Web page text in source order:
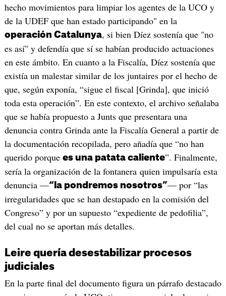
hecho movimientos para limpiar los agentes de la UCO y
de la UDEF que han estado participando" en la
operación Catalunya, si bien Díez sostenía que "no
es así" y defendía que sí se habían producido actuaciones
en este ámbito. En cuanto a la Fiscalía, Díez sostenía que
existía un malestar similar de los juntaires por el hecho de
que, según exponía, “sigue el fiscal [Grinda], que inició
toda esta operación”. En este contexto, el archivo señalaba
que se había propuesto a Junts que presentara una
denuncia contra Grinda ante la Fiscalía General a partir de
la documentación recopilada, pero añadía que “no han
querido porque es una patata caliente”. Finalmente,
sería la organización de la fontanera quien impulsaría esta
denuncia —“la pondremos nosotros”— por “las
irregularidades que se han destapado en la comisión del
Congreso” y por un supuesto “expediente de pedofilia”,
del cual no se aportan más detalles.
Leire quería desestabilizar procesos
judiciales
En la parte final del documento figura un párrafo destacado